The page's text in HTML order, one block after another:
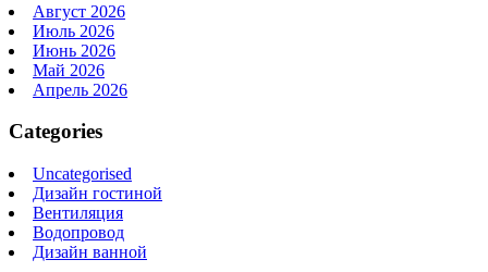
Август 2026
Июль 2026
Июнь 2026
Май 2026
Апрель 2026
Categories
Uncategorised
Дизайн гостиной
Вентиляция
Водопровод
Дизайн ванной